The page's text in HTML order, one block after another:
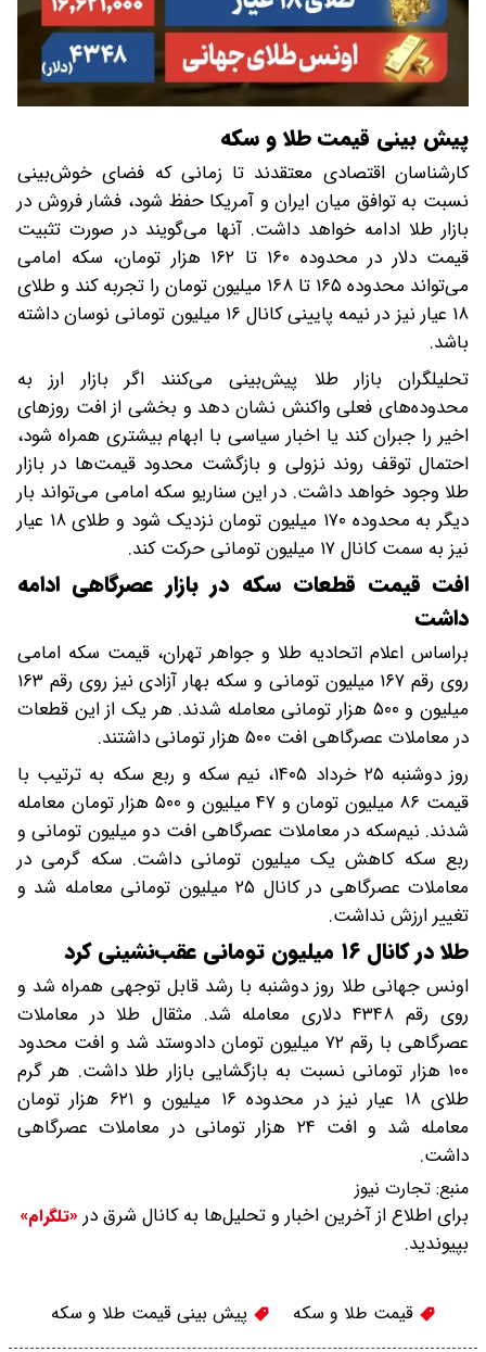
پیش‌ بینی قیمت طلا و سکه
کارشناسان اقتصادی معتقدند تا زمانی که فضای خوش‌بینی
نسبت به توافق میان ایران و آمریکا حفظ شود، فشار فروش در
بازار طلا ادامه خواهد داشت. آنها می‌گویند در صورت تثبیت
قیمت دلار در محدوده ۱۶۰ تا ۱۶۲ هزار تومان، سکه امامی
می‌تواند محدوده ۱۶۵ تا ۱۶۸ میلیون تومان را تجربه کند و طلای
۱۸ عیار نیز در نیمه پایینی کانال ۱۶ میلیون تومانی نوسان داشته
باشد.
تحلیلگران بازار طلا پیش‌بینی می‌کنند اگر بازار ارز به
محدوده‌های فعلی واکنش نشان دهد و بخشی از افت روزهای
اخیر را جبران کند یا اخبار سیاسی با ابهام بیشتری همراه شود،
احتمال توقف روند نزولی و بازگشت محدود قیمت‌ها در بازار
طلا وجود خواهد داشت. در این سناریو سکه امامی می‌تواند بار
دیگر به محدوده ۱۷۰ میلیون تومان نزدیک شود و طلای ۱۸ عیار
نیز به سمت کانال ۱۷ میلیون تومانی حرکت کند.
افت قیمت قطعات سکه در بازار عصرگاهی ادامه
داشت
براساس اعلام اتحادیه طلا و جواهر تهران، قیمت سکه امامی
روی رقم ۱۶۷ میلیون تومانی و سکه بهار آزادی نیز روی رقم ۱۶۳
میلیون و ۵۰۰ هزار تومانی معامله شدند. هر یک از این قطعات
در معاملات عصرگاهی افت ۵۰۰ هزار تومانی داشتند.
روز دوشنبه ۲۵ خرداد ۱۴۰۵، نیم سکه و ربع سکه به ترتیب با
قیمت ۸۶ میلیون تومان و ۴۷ میلیون و ۵۰۰ هزار تومان معامله
شدند. نیم‌سکه در معاملات عصرگاهی افت دو میلیون تومانی و
ربع سکه کاهش یک میلیون تومانی داشت. سکه گرمی در
معاملات عصرگاهی در کانال ۲۵ میلیون تومانی معامله شد و
تغییر ارزش نداشت.
طلا در کانال ۱۶ میلیون تومانی عقب‌نشینی کرد
اونس جهانی طلا روز دوشنبه با رشد قابل توجهی همراه شد و
روی رقم ۴۳۴۸ دلاری معامله شد. مثقال طلا در معاملات
عصرگاهی با رقم ۷۲ میلیون تومان دادوستد شد و افت محدود
۱۰۰ هزار تومانی نسبت به بازگشایی بازار طلا داشت. هر گرم
طلای ۱۸ عیار نیز در محدوده ۱۶ میلیون و ۶۲۱ هزار تومان
معامله شد و افت ۲۴ هزار تومانی در معاملات عصرگاهی
داشت.
منبع: تجارت نیوز
برای اطلاع از آخرین اخبار و تحلیل‌ها به کانال شرق در «تلگرام»
بپیوندید.
قیمت طلا و سکه پیش بینی قیمت طلا و سکه